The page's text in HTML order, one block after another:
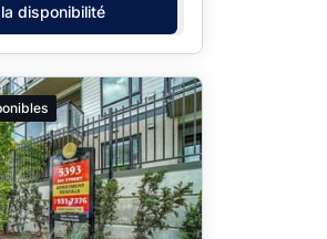
disponibilité